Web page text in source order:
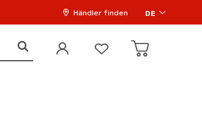
Händler finden DE